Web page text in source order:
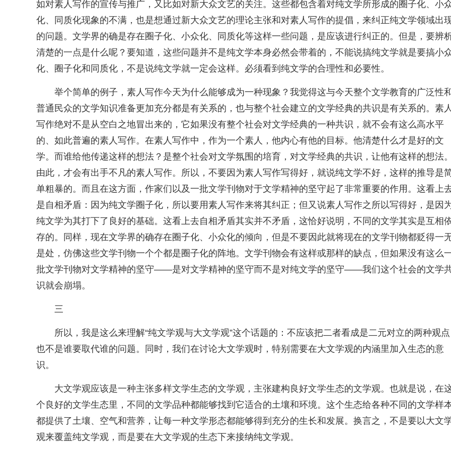
如对素人写作的宣传与推广，又比如对新大众文艺的关注。这些都包含着对纯文学所形成的圈子化、小
化、同质化现象的不满，也是想通过新大众文艺的理论主张和对素人写作的提倡，来纠正纯文学领域出
的问题。文学界的确是存在圈子化、小众化、同质化等这样一些问题，是应该进行纠正的。但是，要辨
清楚的一点是什么呢？要知道，这些问题并不是纯文学本身必然会带着的，不能说搞纯文学就是要搞小
化、圈子化和同质化，不是说纯文学就一定会这样。必须看到纯文学的合理性和必要性。
举个简单的例子，素人写作今天为什么能够成为一种现象？我觉得这与今天整个文学教育的广泛性
普通民众的文学知识准备更加充分都是有关系的，也与整个社会建立的文学经典的共识是有关系的。素人
写作绝对不是从空白之地冒出来的，它如果没有整个社会对文学经典的一种共识，就不会有这么高水平
的、如此普遍的素人写作。在素人写作中，作为一个素人，他内心有他的目标。他清楚什么才是好的文
学。而谁给他传递这样的想法？是整个社会对文学氛围的培育，对文学经典的共识，让他有这样的想法。
由此，才会有出手不凡的素人写作。所以，不要因为素人写作写得好，就说纯文学不好，这样的推导是
单粗暴的。而且在这方面，作家们以及一批文学刊物对于文学精神的坚守起了非常重要的作用。这看上
是自相矛盾：因为纯文学圈子化，所以要用素人写作来将其纠正；但又说素人写作之所以写得好，是因
纯文学为其打下了良好的基础。这看上去自相矛盾其实并不矛盾，这恰好说明，不同的文学其实是互相
存的。同样，现在文学界的确存在圈子化、小众化的倾向，但是不要因此就将现在的文学刊物都贬得一
是处，仿佛这些文学刊物一个个都是圈子化的阵地。文学刊物会有这样或那样的缺点，但如果没有这么
批文学刊物对文学精神的坚守——是对文学精神的坚守而不是对纯文学的坚守——我们这个社会的文学
识就会崩塌。
三
所以，我是这么来理解“纯文学观与大文学观”这个话题的：不应该把二者看成是二元对立的两种观点
也不是谁要取代谁的问题。同时，我们在讨论大文学观时，特别需要在大文学观的内涵里加入生态的意
识。
大文学观应该是一种主张多样文学生态的文学观，主张建构良好文学生态的文学观。也就是说，在
个良好的文学生态里，不同的文学品种都能够找到它适合的土壤和环境。这个生态给各种不同的文学样
都提供了土壤、空气和营养，让每一种文学形态都能够得到充分的生长和发展。换言之，不是要以大文
观来覆盖纯文学观，而是要在大文学观的生态下来接纳纯文学观。